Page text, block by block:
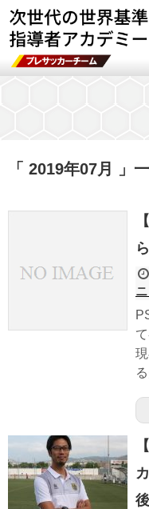
「 2019年07月 」